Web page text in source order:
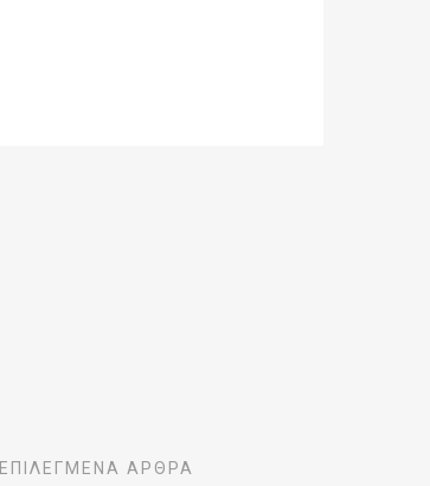
ΕΠΙΛΕΓΜΈΝΑ ΆΡΘΡΑ